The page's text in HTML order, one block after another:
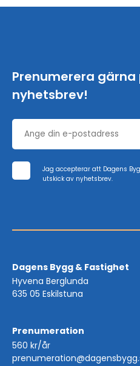
Prenumerera
nyhetsbrev!
Jag accepterar att Dagens
utskick av nyhetsbrev.
Dagens Bygg & Fastighet
Hyvena Berglunda
635 05 Eskilstuna
Prenumeration
560 kr/år